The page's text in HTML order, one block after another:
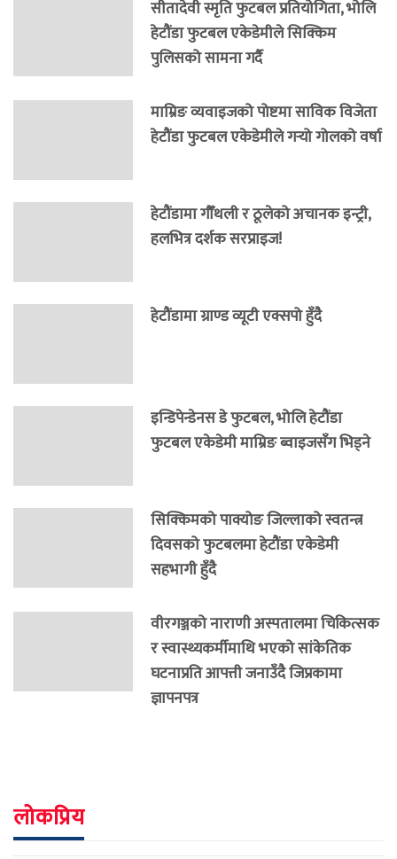
सीतादेवी स्मृति फुटबल प्रतियोगिता, भोलि
हेटौंडा फुटबल एकेडेमीले सिक्किम
पुलिसको सामना गर्दै
माम्रिङ व्यवाइजको पोष्टमा साविक विजेता
हेटौंडा फुटबल एकेडेमीले गर्‍यो गोलको वर्षा
हेटौंडामा गौँथली र ठूलेको अचानक इन्ट्री,
हलभित्र दर्शक सरप्राइज!
हेटौंडामा ग्राण्ड व्यूटी एक्सपो हुँदै
इन्डिपेन्डेनस डे फुटबल, भोलि हेटौंडा
फुटबल एकेडेमी माम्रिङ ब्वाइजसँग भिड्ने
सिक्किमको पाक्योङ जिल्लाको स्वतन्त्र
दिवसको फुटबलमा हेटौंडा एकेडेमी
सहभागी हुँदै
वीरगञ्जको नाराणी अस्पतालमा चिकित्सक
र स्वास्थ्यकर्मीमाथि भएको सांकेतिक
घटनाप्रति आपत्ती जनाउँदै जिप्रकामा
ज्ञापनपत्र
लोकप्रिय